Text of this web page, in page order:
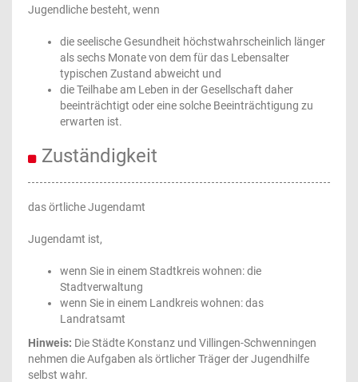
Jugendliche besteht, wenn
die seelische Gesundheit höchstwahrscheinlich länger
als sechs Monate von dem für das Lebensalter
typischen Zustand abweicht und
die Teilhabe am Leben in der Gesellschaft daher
beeinträchtigt oder eine solche Beeinträchtigung zu
erwarten ist.
Zuständigkeit
das örtliche Jugendamt
Jugendamt ist,
wenn Sie in einem Stadtkreis wohnen: die
Stadtverwaltung
wenn Sie in einem Landkreis wohnen: das
Landratsamt
Hinweis: Die Städte Konstanz und Villingen-Schwenningen
nehmen die Aufgaben als örtlicher Träger der Jugendhilfe
selbst wahr.